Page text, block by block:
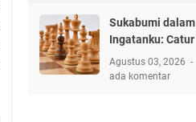
Sukabumi dalam
Ingatanku: Catur
Agustus 03, 2026
ada komentar